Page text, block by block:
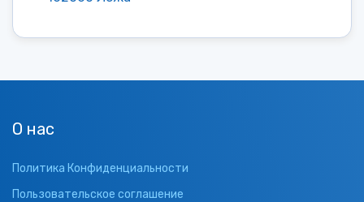
О нас
Политика Конфиденциальности
Пользовательское соглашение